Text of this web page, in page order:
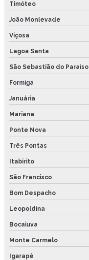
Timóteo
João Monlevade
Viçosa
Lagoa Santa
São Sebastião do Paraíso
Formiga
Januária
Mariana
Ponte Nova
Três Pontas
Itabirito
São Francisco
Bom Despacho
Leopoldina
Bocaiuva
Monte Carmelo
Igarapé